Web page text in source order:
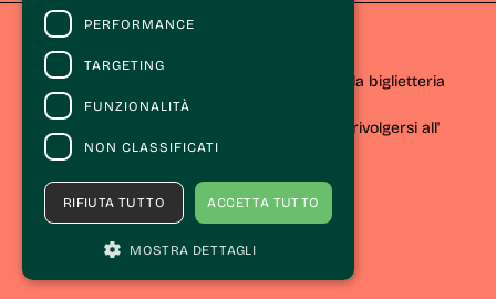
CONTATTI
Per informazioni e supporto all'acquisto della biglietteria
Clicca qui
Per informazioni sul programma e l'evento, rivolgersi all'
organizzatore.
PERFORMANCE
TARGETING
FUNZIONALITÀ
NON CLASSIFICATI
ACCETTA TUTTO
RIFIUTA TUTTO
MOSTRA DETTAGLI